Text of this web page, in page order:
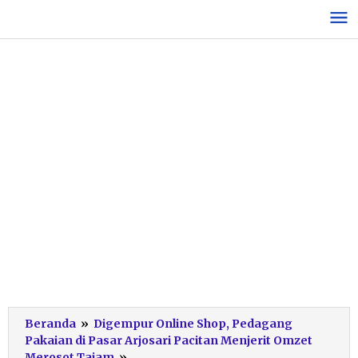
konten
Beranda » Digempur Online Shop, Pedagang
Pakaian di Pasar Arjosari Pacitan Menjerit Omzet